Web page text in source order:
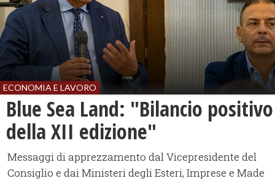
ECONOMIA E LAVORO
Blue Sea Land: "Bilancio positivo
della XII edizione"
Messaggi di apprezzamento dal Vicepresidente del
Consiglio e dai Ministeri degli Esteri, Imprese e Made